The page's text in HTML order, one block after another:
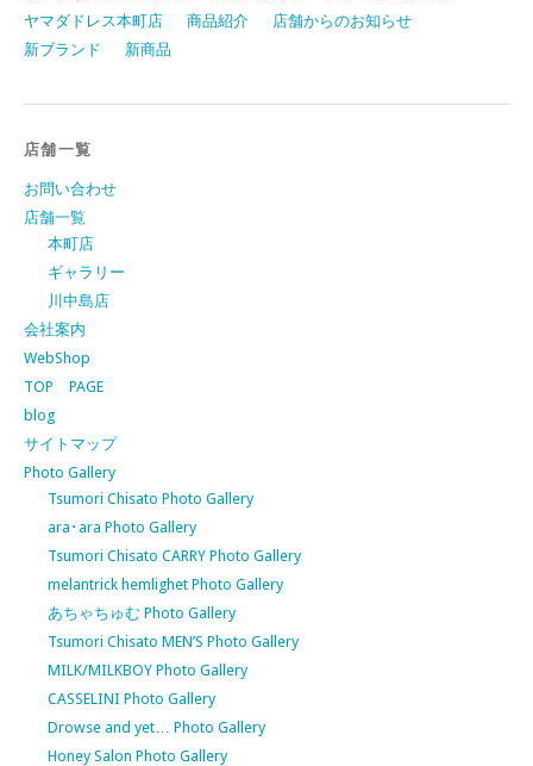
ヤマダドレス本町店
商品紹介
店舗からのお知らせ
新ブランド
新商品
店舗一覧
お問い合わせ
店舗一覧
本町店
ギャラリー
川中島店
会社案内
WebShop
TOP PAGE
blog
サイトマップ
Photo Gallery
Tsumori Chisato Photo Gallery
ara･ara Photo Gallery
Tsumori Chisato CARRY Photo Gallery
melantrick hemlighet Photo Gallery
あちゃちゅむ Photo Gallery
Tsumori Chisato MEN’S Photo Gallery
MILK/MILKBOY Photo Gallery
CASSELINI Photo Gallery
Drowse and yet… Photo Gallery
Honey Salon Photo Gallery